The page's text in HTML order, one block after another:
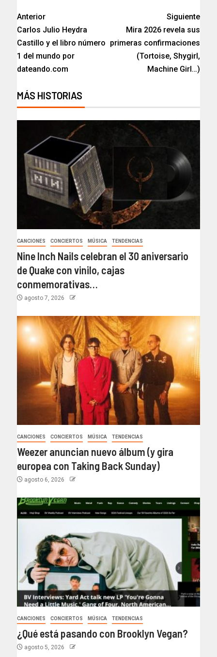
Anterior
Carlos Julio Heydra
Castillo y el libro número
1 del mundo por
dateando.com
Siguiente
Mira 2026 revela sus
primeras confirmaciones
(Tortoise, Shygirl,
Machine Girl…)
MÁS HISTORIAS
CANCIONES CONCIERTOS MÚSICA TENDENCIAS
Nine Inch Nails celebran el 30 aniversario
de Quake con vinilo, cajas
conmemorativas…
agosto 7, 2026
CANCIONES CONCIERTOS MÚSICA TENDENCIAS
Weezer anuncian nuevo álbum (y gira
europea con Taking Back Sunday)
agosto 6, 2026
CANCIONES CONCIERTOS MÚSICA TENDENCIAS
¿Qué está pasando con Brooklyn Vegan?
agosto 5, 2026